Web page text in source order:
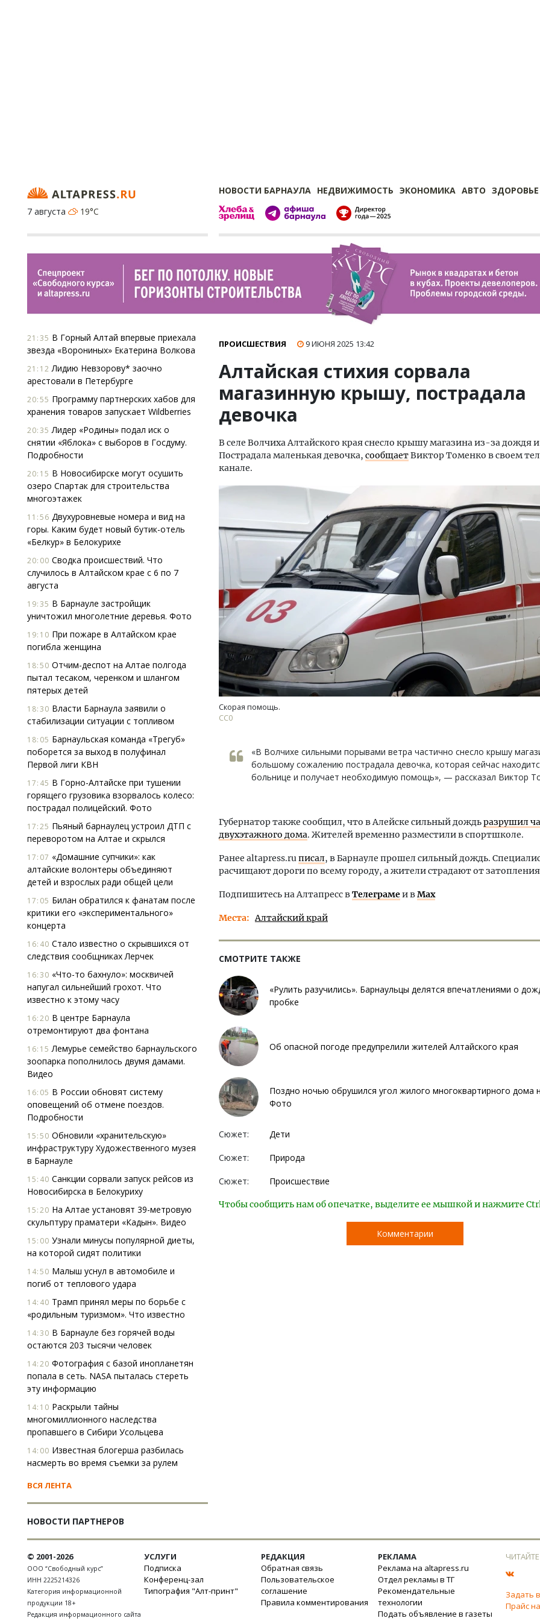
НОВОСТИ БАРНАУЛА НЕДВИЖИМОСТЬ ЭКОНОМИКА АВТО ЗДОРОВЬЕ
7 августа
19°C
21:35 В Горный Алтай впервые приехала
звезда «Ворониных» Екатерина Волкова
21:12 Лидию Невзорову* заочно
арестовали в Петербурге
20:55 Программу партнерских хабов для
хранения товаров запускает Wildberries
20:35 Лидер «Родины» подал иск о
снятии «Яблока» с выборов в Госдуму.
Подробности
20:15 В Новосибирске могут осушить
озеро Спартак для строительства
многоэтажек
11:56 Двухуровневые номера и вид на
горы. Каким будет новый бутик-отель
«Белкур» в Белокурихе
20:00 Сводка происшествий. Что
случилось в Алтайском крае с 6 по 7
августа
19:35 В Барнауле застройщик
уничтожил многолетние деревья. Фото
19:10 При пожаре в Алтайском крае
погибла женщина
18:50 Отчим-деспот на Алтае полгода
пытал тесаком, черенком и шлангом
пятерых детей
18:30 Власти Барнаула заявили о
стабилизации ситуации с топливом
18:05 Барнаульская команда «Трегуб»
поборется за выход в полуфинал
Первой лиги КВН
17:45 В Горно-Алтайске при тушении
горящего грузовика взорвалось колесо:
пострадал полицейский. Фото
17:25 Пьяный барнаулец устроил ДТП с
переворотом на Алтае и скрылся
17:07 «Домашние супчики»: как
алтайские волонтеры объединяют
детей и взрослых ради общей цели
17:05 Билан обратился к фанатам после
критики его «экспериментального»
концерта
16:40 Стало известно о скрывшихся от
следствия сообщниках Лерчек
16:30 «Что-то бахнуло»: москвичей
напугал сильнейший грохот. Что
известно к этому часу
16:20 В центре Барнаула
отремонтируют два фонтана
16:15 Лемурье семейство барнаульского
зоопарка пополнилось двумя дамами.
Видео
16:05 В России обновят систему
оповещений об отмене поездов.
Подробности
15:50 Обновили «хранительскую»
инфраструктуру Художественного музея
в Барнауле
15:40 Санкции сорвали запуск рейсов из
Новосибирска в Белокуриху
15:20 На Алтае установят 39-метровую
скульптуру праматери «Кадын». Видео
15:00 Узнали минусы популярной диеты,
на которой сидят политики
14:50 Малыш уснул в автомобиле и
погиб от теплового удара
14:40 Трамп принял меры по борьбе с
«родильным туризмом». Что известно
14:30 В Барнауле без горячей воды
остаются 203 тысячи человек
14:20 Фотография с базой инопланетян
попала в сеть. NASA пыталась стереть
эту информацию
14:10 Раскрыли тайны
многомиллионного наследства
пропавшего в Сибири Усольцева
14:00 Известная блогерша разбилась
насмерть во время съемки за рулем
ВСЯ ЛЕНТА
НОВОСТИ ПАРТНЕРОВ
ПРОИСШЕСТВИЯ 9 ИЮНЯ 2025 13:42
Алтайская стихия сорвала
магазинную крышу, пострадала
девочка
В селе Волчиха Алтайского края снесло крышу магазина из-за дождя и
Пострадала маленькая девочка, сообщаетВиктор Томенко в своем
канале.
Скорая помощь.
СС0
«В Волчихе сильными порывами ветра частично снесло крышу
большому сожалению пострадала девочка, которая сейчас
больнице и получает необходимую помощь», — рассказал Виктор
Губернатор также сообщил, что в Алейске сильный дождьразрушил
двухэтажного дома. Жителей временно разместили в спортшколе.
Ранее altapress.ruписал, в Барнауле прошел сильный дождь.
расчищают дороги по всему городу, а жители страдают от
Подпишитесь на Алтапресс вТелеграмеи вMax
Места Алтайский край
СМОТРИТЕ ТАКЖЕ
«Рулить разучились». Барнаульцы делятся впечатлениями о
пробке
Об опасной погоде предупрелили жителей Алтайского края
Поздно ночью обрушился угол жилого многоквартирного дома
Фото
Сюжет: Дети
Сюжет: Природа
Сюжет: Происшествие
Чтобы сообщить нам об опечатке, выделите ее мышкой и нажмите
Комментарии
Архитектурный код начинается с
земли. Мощение крупноформатными
плитами становится новым
стандартом благоустройства
СТРОИТЕЛЬСТВО
Ищем новые берега.
«Жилищной
Гатилов — о том, как
оставаться на плаву,
штормит
© 2001-2026
ООО “Свободный курс”
ИНН 2225214326
Категория информационной
продукции 18+
Редакция информационного сайта
УСЛУГИ
Подписка
Конференц-зал
Типография "Алт-принт"
РЕДАКЦИЯ
Обратная связь
Пользовательское
соглашение
Правила комментирования
РЕКЛАМА
Реклама на altapress.ru
Отдел рекламы в ТГ
Рекомендательные
технологии
Подать объявление в газеты
Задать
Прайс